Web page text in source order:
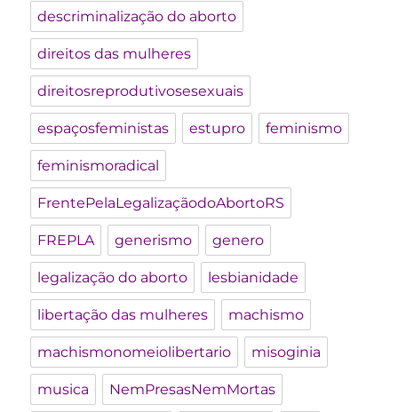
descriminalização do aborto
direitos das mulheres
direitosreprodutivosesexuais
espaçosfeministas estupro feminismo
feminismoradical
FrentePelaLegalizaçãodoAbortoRS
FREPLA generismo genero
legalização do aborto lesbianidade
libertação das mulheres machismo
machismonomeiolibertario misoginia
musica NemPresasNemMortas